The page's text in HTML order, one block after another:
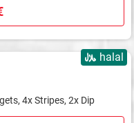
halal
4x Stripes, 2x Dip